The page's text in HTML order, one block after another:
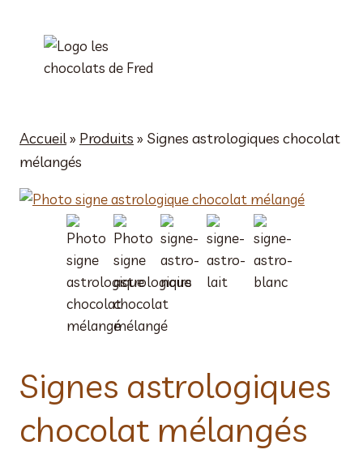
Accueil» Produits » Signes astrologiques chocolat
mélangés
Signes astrologiques
chocolat mélangés